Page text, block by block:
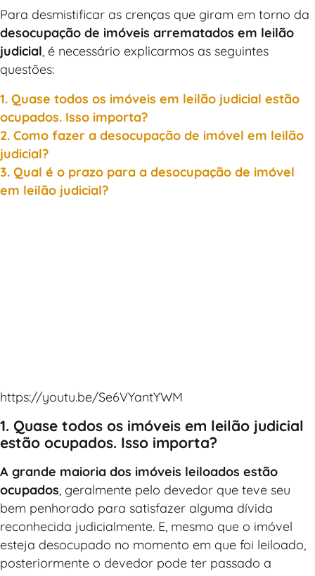
Para desmistificar as crenças que giram em torno da
desocupação de imóveis arrematados em leilão
judicial , é necessário explicarmos as seguintes
questões:
1. Quase todos os imóveis em leilão judicial estão
ocupados. Isso importa?
2. Como fazer a desocupação de imóvel em leilão
judicial?
3. Qual é o prazo para a desocupação de imóvel
em leilão judicial?
https://youtu.be/Se6VYantYWM
1. Quase todos os imóveis em leilão judicial
estão ocupados. Isso importa?
A grande maioria dos imóveis leiloados estão
ocupados , geralmente pelo devedor que teve seu
bem penhorado para satisfazer alguma dívida
reconhecida judicialmente. E, mesmo que o imóvel
esteja desocupado no momento em que foi leiloado,
posteriormente o devedor pode ter passado a